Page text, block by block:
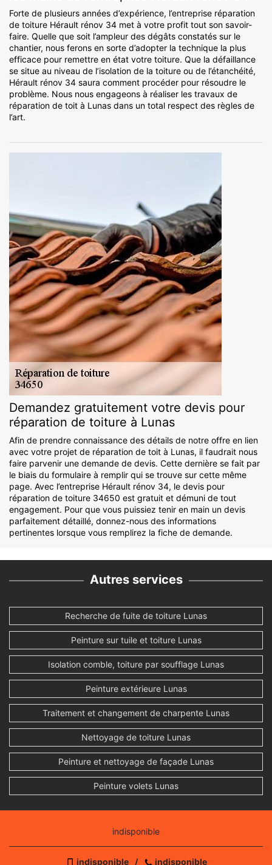
Forte de plusieurs années d’expérience, l’entreprise réparation
de toiture Hérault rénov 34 met à votre profit tout son savoir-
faire. Quelle que soit l’ampleur des dégâts constatés sur le
chantier, nous ferons en sorte d’adopter la technique la plus
efficace pour remettre en état votre toiture. Que la défaillance
se situe au niveau de l’isolation de la toiture ou de l’étanchéité,
Hérault rénov 34 saura comment procéder pour résoudre le
problème. Nous nous engageons à réaliser les travaux de
réparation de toit à Lunas dans un total respect des règles de
l’art.
Demandez gratuitement votre devis pour
réparation de toiture à Lunas
Afin de prendre connaissance des détails de notre offre en lien
avec votre projet de réparation de toit à Lunas, il faudrait nous
faire parvenir une demande de devis. Cette dernière se fait par
le biais du formulaire à remplir qui se trouve sur cette même
page. Avec l’entreprise Hérault rénov 34, le devis pour
réparation de toiture 34650 est gratuit et démuni de tout
engagement. Pour que vous puissiez tenir en main un devis
parfaitement détaillé, donnez-nous des informations
pertinentes lorsque vous remplirez la fiche de demande.
Autres services
Recherche de fuite de toiture Lunas
Peinture sur tuile et toiture Lunas
Isolation comble, toiture par soufflage Lunas
Peinture extérieure Lunas
Traitement et changement de charpente Lunas
Nettoyage de toiture Lunas
Peinture et nettoyage de façade Lunas
Peinture volets Lunas
indisponible
indisponible / indisponible